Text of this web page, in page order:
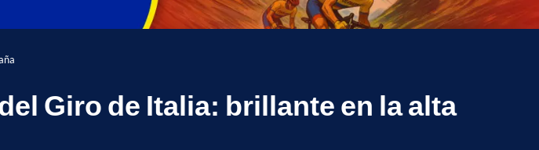
Giro de Italia: brillante en la alta